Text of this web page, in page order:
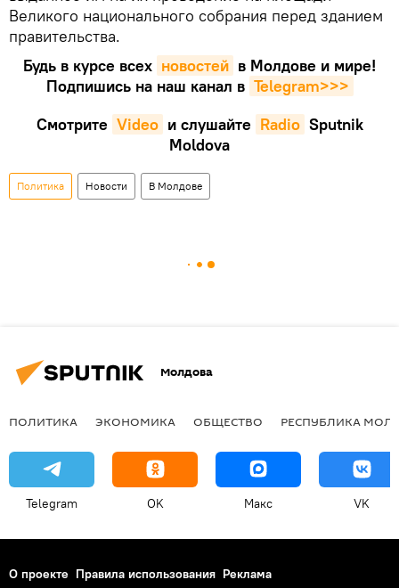
Великого национального собрания перед зданием
правительства.
Будь в курсе всех новостей в Молдове и мире!
Подпишись на наш канал в Telegram>>>
Смотрите Video и слушайте Radio Sputnik
Moldova
Политика Новости В Молдове
Молдова
ПОЛИТИКА ЭКОНОМИКА ОБЩЕСТВО РЕСПУБЛИКА
Telegram OK Макс VK
О проекте Правила использования Реклама